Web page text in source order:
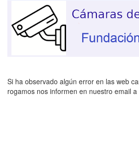
Si ha observado algún error en las web
rogamos nos informen en nuestro email